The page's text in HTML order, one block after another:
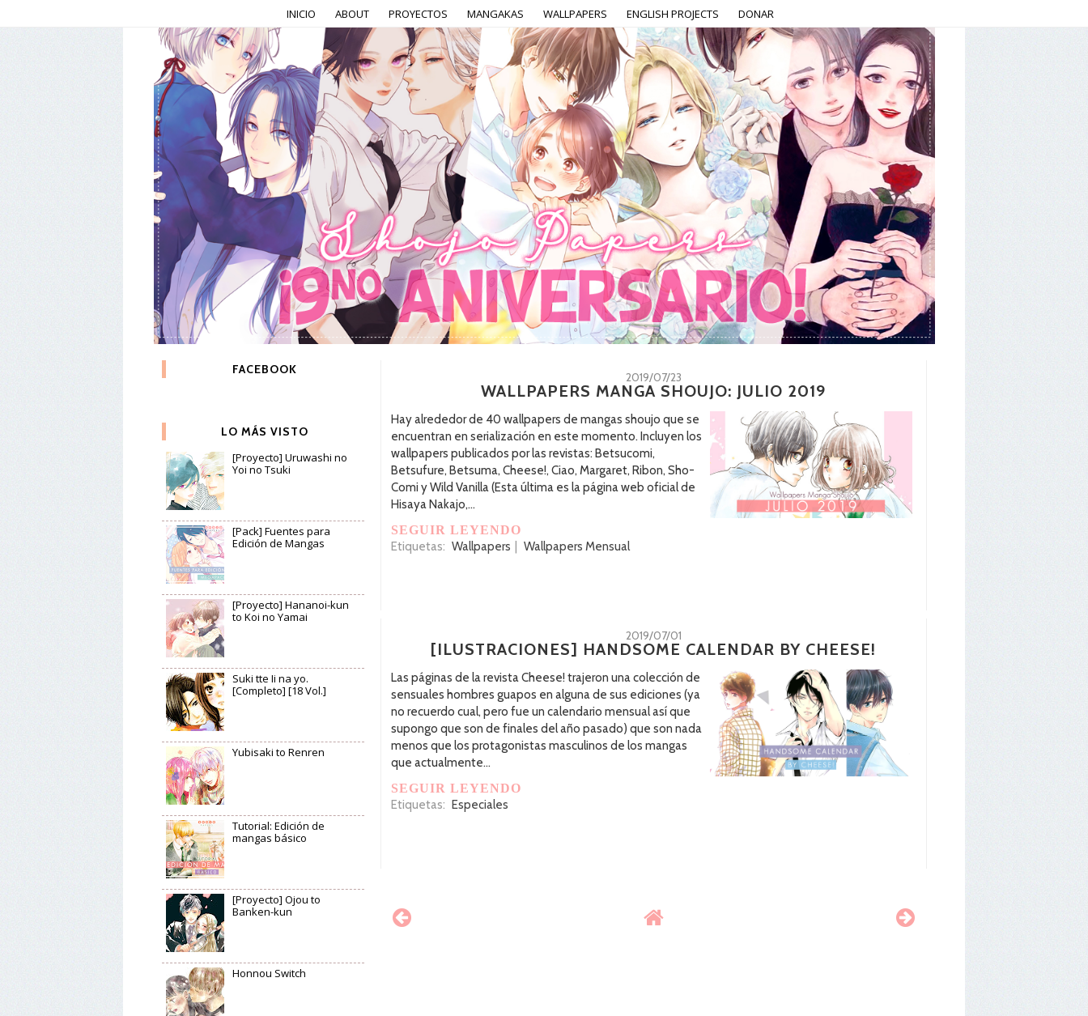
INICIO ABOUT PROYECTOS MANGAKAS WALLPAPERS ENGLISH PROJECTS DONAR
2019/07/23
WALLPAPERS MANGA SHOUJO: JULIO 2019
Hay alrededor de 40 wallpapers de mangas shoujo que se
encuentran en serialización en este momento. Incluyen los
wallpapers publicados por las revistas: Betsucomi,
Betsufure, Betsuma, Cheese!, Ciao, Margaret, Ribon, Sho-
Comi y Wild Vanilla (Esta última es la página web oficial de
Hisaya Nakajo,...
SEGUIR LEYENDO
Etiquetas: Wallpapers Wallpapers Mensual
2019/07/01
[ILUSTRACIONES] HANDSOME CALENDAR BY CHEESE!
Las páginas de la revista Cheese! trajeron una colección de
sensuales hombres guapos en alguna de sus ediciones (ya
no recuerdo cual, pero fue un calendario mensual así que
supongo que son de finales del año pasado) que son nada
menos que los protagonistas masculinos de los mangas
que actualmente...
SEGUIR LEYENDO
Etiquetas: Especiales
FACEBOOK
LO MÁS VISTO
[Proyecto] Uruwashi no
Yoi no Tsuki
[Pack] Fuentes para
Edición de Mangas
[Proyecto] Hananoi-kun
to Koi no Yamai
Suki tte Ii na yo.
[Completo] [18 Vol.]
Yubisaki to Renren
Tutorial: Edición de
mangas básico
[Proyecto] Ojou to
Banken-kun
Honnou Switch